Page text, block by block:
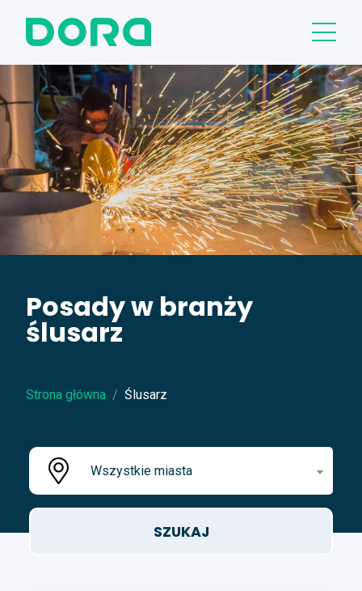
Posady w branży
ślusarz
Strona główna Ślusarz
Wszystkie miasta